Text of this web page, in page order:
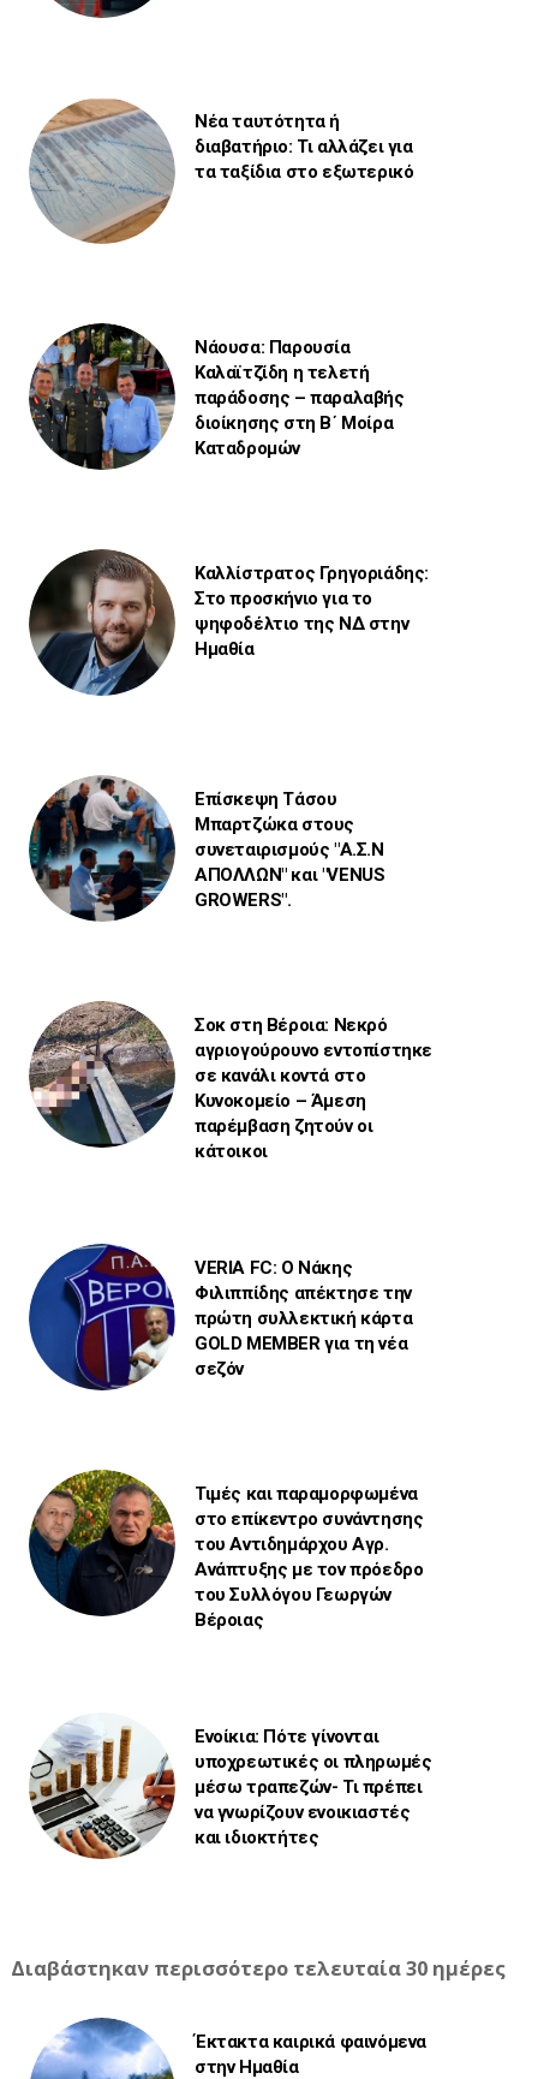
Νέα ταυτότητα ή
διαβατήριο: Τι αλλάζει για
τα ταξίδια στο εξωτερικό
Νάουσα: Παρουσία
Καλαϊτζίδη η τελετή
παράδοσης – παραλαβής
διοίκησης στη Β΄ Μοίρα
Καταδρομών
Καλλίστρατος Γρηγοριάδης:
Στο προσκήνιο για το
ψηφοδέλτιο της ΝΔ στην
Ημαθία
Επίσκεψη Τάσου
Μπαρτζώκα στους
συνεταιρισμούς "Α.Σ.Ν
ΑΠΟΛΛΩΝ" και "VENUS
GROWERS".
Σοκ στη Βέροια: Νεκρό
αγριογούρουνο εντοπίστηκε
σε κανάλι κοντά στο
Κυνοκομείο – Άμεση
παρέμβαση ζητούν οι
κάτοικοι
VERIA FC: Ο Νάκης
Φιλιππίδης απέκτησε την
πρώτη συλλεκτική κάρτα
GOLD MEMBER για τη νέα
σεζόν
Τιμές και παραμορφωμένα
στο επίκεντρο συνάντησης
του Αντιδημάρχου Αγρ.
Ανάπτυξης με τον πρόεδρο
του Συλλόγου Γεωργών
Βέροιας
Ενοίκια: Πότε γίνονται
υποχρεωτικές οι πληρωμές
μέσω τραπεζών- Τι πρέπει
να γνωρίζουν ενοικιαστές
και ιδιοκτήτες
Διαβάστηκαν περισσότερο τελευταία 30 ημέρες
Έκτακτα καιρικά φαινόμενα
στην Ημαθία